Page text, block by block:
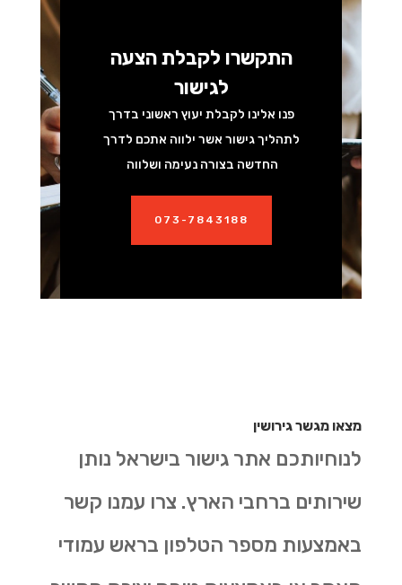
התקשרו לקבלת הצעה
לגישור
פנו אלינו לקבלת יעוץ ראשוני בדרך
לתהליך גישור אשר ילווה אתכם לדרך
החדשה בצורה נעימה ושלווה
073-7843188
מצאו מגשר גירושין
לנוחיותכם אתר גישור בישראל נותן
שירותים ברחבי הארץ. צרו עמנו קשר
באמצעות מספר הטלפון בראש עמודי